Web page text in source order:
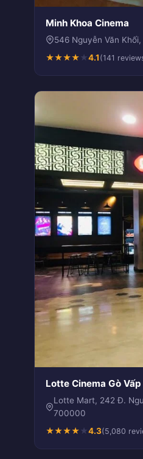
Minh Khoa Cinema
546 Nguyễn Văn
★★★★★4.1 (141
Lotte Cinema Gò Vấp
Lotte Mart, 242 Đ.
700000
★★★★★4.3(5,080